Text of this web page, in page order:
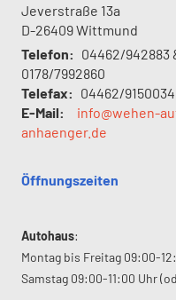
Jeverstraße 13a
D-26409Wittmund
Telefon: 04462/942883
0178/7992860
Telefax: 04462/9150034
E-Mail:
info@wehen-
anhaenger.de
Öffnungszeiten
Autohaus:
Montag bis Freitag 09:00-
Samstag 09:00-11:00 Uhr